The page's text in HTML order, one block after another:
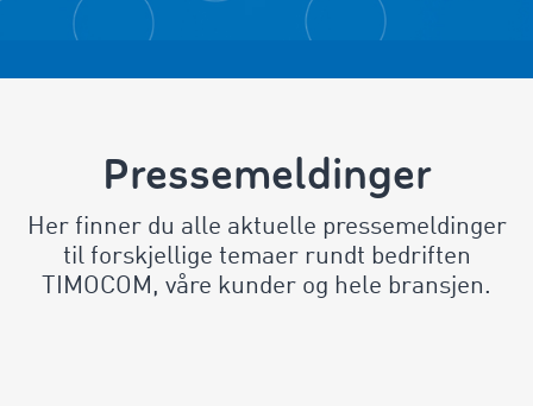
Pressemeldinger
Her finner du alle aktuelle pressemeldinger
til forskjellige temaer rundt bedriften
TIMOCOM, våre kunder og hele bransjen.